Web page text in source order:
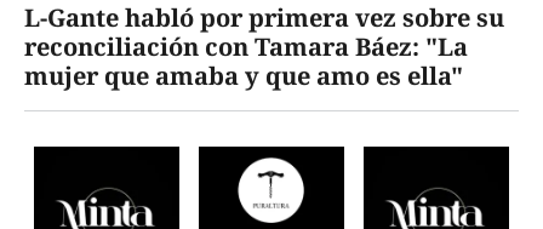
L-Gante habló por primera vez sobre su
reconciliación con Tamara Báez: "La
mujer que amaba y que amo es ella"